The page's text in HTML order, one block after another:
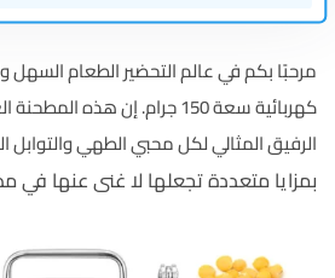
مرحبًا بكم في عالم التحضير الطعام
كهربائية سعة 150 جرام. إن هذه
الرفيق المثالي لكل محبي الطهي والتوابل
بمزايا متعددة تجعلها لا غنى عنها في